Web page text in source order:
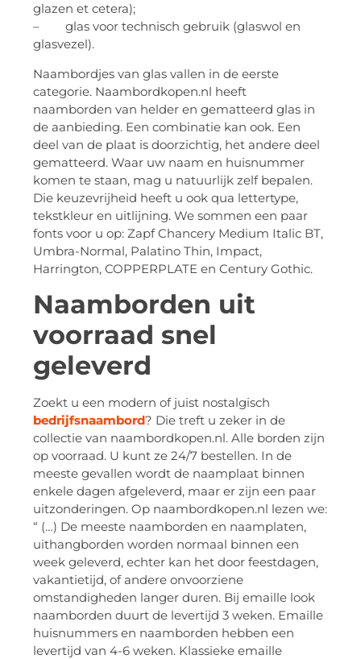
glazen et cetera);
– glas voor technisch gebruik (glaswol en
glasvezel).
Naambordjes van glas vallen in de eerste
categorie. Naambordkopen.nl heeft
naamborden van helder en gematteerd glas in
de aanbieding. Een combinatie kan ook. Een
deel van de plaat is doorzichtig, het andere deel
gematteerd. Waar uw naam en huisnummer
komen te staan, mag u natuurlijk zelf bepalen.
Die keuzevrijheid heeft u ook qua lettertype,
tekstkleur en uitlijning. We sommen een paar
fonts voor u op: Zapf Chancery Medium Italic BT,
Umbra-Normal, Palatino Thin, Impact,
Harrington, COPPERPLATE en Century Gothic.
Naamborden uit
voorraad snel
geleverd
Zoekt u een modern of juist nostalgisch
bedrijfsnaambord? Die treft u zeker in de
collectie van naambordkopen.nl. Alle borden zijn
op voorraad. U kunt ze 24/7 bestellen. In de
meeste gevallen wordt de naamplaat binnen
enkele dagen afgeleverd, maar er zijn een paar
uitzonderingen. Op naambordkopen.nl lezen we:
“ (…) De meeste naamborden en naamplaten,
uithangborden worden normaal binnen een
week geleverd, echter kan het door feestdagen,
vakantietijd, of andere onvoorziene
omstandigheden langer duren. Bij emaille look
naamborden duurt de levertijd 3 weken. Emaille
huisnummers en naamborden hebben een
levertijd van 4-6 weken. Klassieke emaille